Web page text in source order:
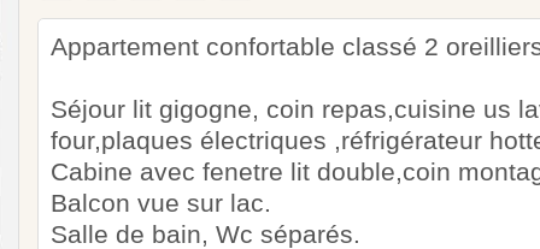
Appartement confortable classé 2
Séjour lit gigogne, coin repas,cuisine us
four,plaques électriques ,réfrigérateur
Cabine avec fenetre lit double,coin
Balcon vue sur lac.
Salle de bain, Wc séparés.